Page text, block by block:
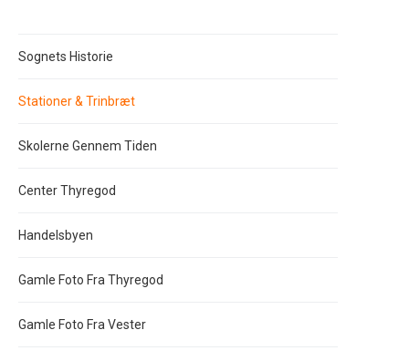
Sognets Historie
Stationer & Trinbræt
Skolerne Gennem Tiden
Center Thyregod
Handelsbyen
Gamle Foto Fra Thyregod
Gamle Foto Fra Vester